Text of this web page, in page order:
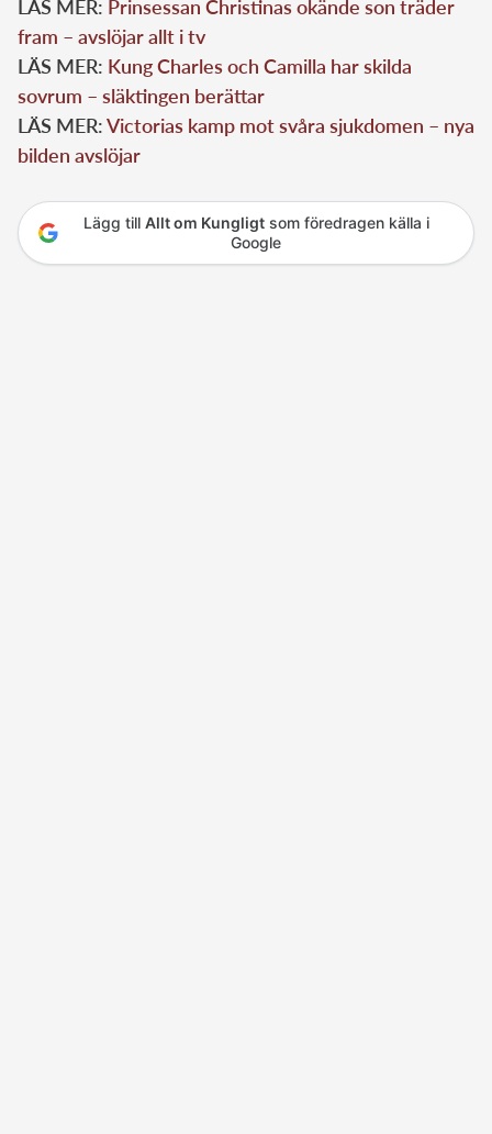
LÄS MER: Prinsessan Christinas okände son träder
fram – avslöjar allt i tv
LÄS MER: Kung Charles och Camilla har skilda
sovrum – släktingen berättar
LÄS MER:Victorias kamp mot svåra sjukdomen – nya
bilden avslöjar
Lägg till Allt om Kungligtsom föredragen källa i
Google